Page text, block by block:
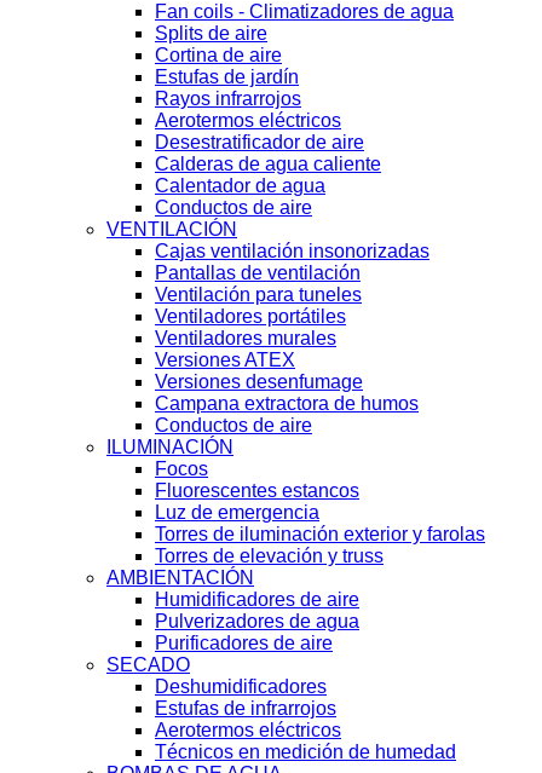
Fan coils - Climatizadores de agua
Splits de aire
Cortina de aire
Estufas de jardín
Rayos infrarrojos
Aerotermos eléctricos
Desestratificador de aire
Calderas de agua caliente
Calentador de agua
Conductos de aire
VENTILACIÓN
Cajas ventilación insonorizadas
Pantallas de ventilación
Ventilación para tuneles
Ventiladores portátiles
Ventiladores murales
Versiones ATEX
Versiones desenfumage
Campana extractora de humos
Conductos de aire
ILUMINACIÓN
Focos
Fluorescentes estancos
Luz de emergencia
Torres de iluminación exterior y farolas
Torres de elevación y truss
AMBIENTACIÓN
Humidificadores de aire
Pulverizadores de agua
Purificadores de aire
SECADO
Deshumidificadores
Estufas de infrarrojos
Aerotermos eléctricos
Técnicos en medición de humedad